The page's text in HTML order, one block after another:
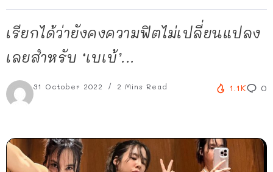
เรียกได้ว่ายังคงความฟิตไม่เปลี่ยนแปลง
เลยสำหรับ ‘เบเบ้’...
31 October 2022 2 Mins Read 1.1K 0